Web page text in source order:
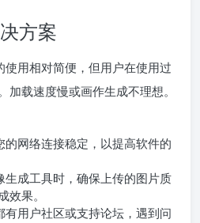
方案
使用相对简便，但用户在使用过
加载速度慢或画作生成不理想。
的网络连接稳定，以提高软件的
生成工具时，确保上传的图片质
果。
有用户社区或支持论坛，遇到问